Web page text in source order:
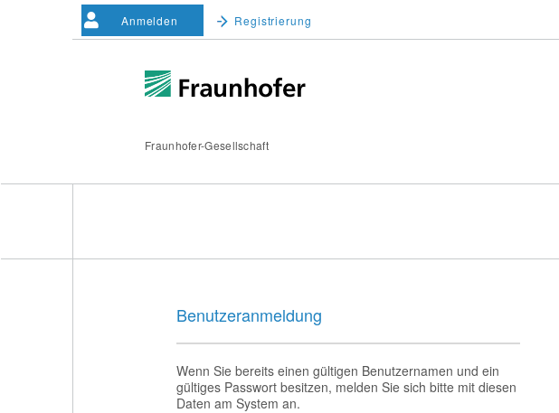
Fraunhofer-Gesellschaft
Anmelden Registrierung
Benutzeranmeldung
Wenn Sie bereits einen gültigen Benutzernamen und ein
gültiges Passwort besitzen, melden Sie sich bitte mit diesen
Daten am System an.